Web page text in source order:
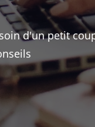
d'un petit